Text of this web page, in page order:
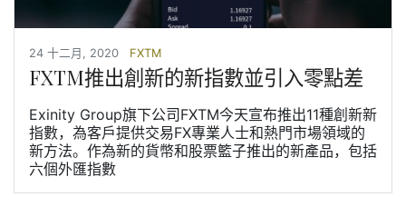
24 十二月, 2020 FXTM
FXTM推出創新的新指數並引入零點差
Exinity Group旗下公司FXTM今天宣布推出11種創新新
指數，為客戶提供交易FX專業人士和熱門市場領域的
新方法。作為新的貨幣和股票籃子推出的新產品，包括
六個外匯指數